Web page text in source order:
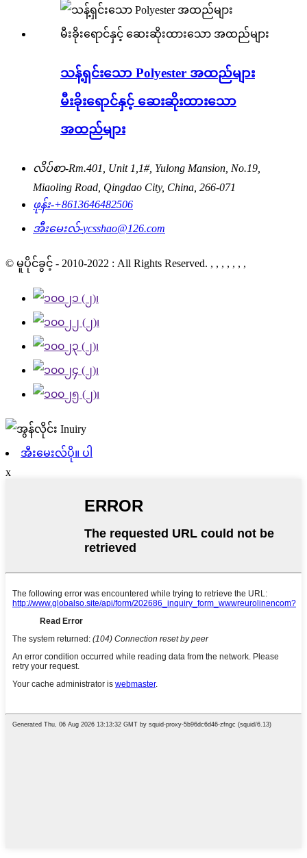
သန့်ရှင်းသော Polyester အထည်များ
မီးခိုးရောင်နှင့် ဆေးဆိုးထားသော
အထည်များ
လိပ်စာ-Rm.401, Unit 1,1#, Yulong Mansion, No.19,
Miaoling Road, Qingdao City, China, 266-071
ဖုန်း-+8613646482506
အီးမေးလ်-ycsshao@126.com
© မူပိုင်ခွင့် - 2010-2022 : All Rights Reserved. , , , , , , ,
အီးမေးလ်ပို။ ပါ
x